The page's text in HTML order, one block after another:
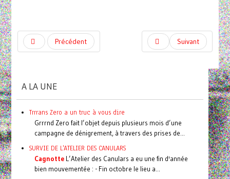
Précédent Suivant
A LA UNE
Trrrans Zero a un truc à vous dire
Grrrnd Zero fait l’objet depuis plusieurs mois d’une
campagne de dénigrement, à travers des prises de...
SURVIE DE L'ATELIER DES CANULARS
CagnotteL’Atelier des Canulars a eu une fin d'année
bien mouvementée : - Fin octobre le lieu a...